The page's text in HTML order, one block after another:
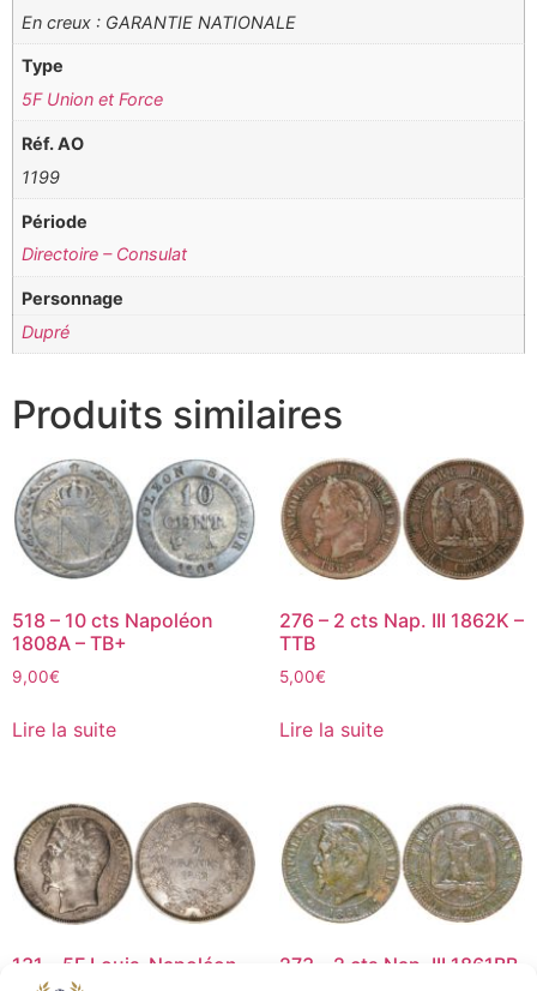
En creux : GARANTIE NATIONALE
Type
5F Union et Force
Réf. AO
1199
Période
Directoire – Consulat
Personnage
Dupré
Produits similaires
518 – 10 cts Napoléon
1808A – TB+
9,00€
Lire la suite
276 – 2 cts Nap. III 1862K –
TTB
5,00€
Lire la suite
131 – 5F Louis-Napoléon
273 – 2 cts Nap. III 1861BB